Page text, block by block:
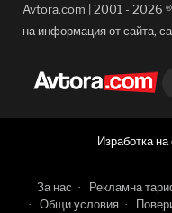
Avtora.com | 2001 - 2026 ®
на информация от сайта,
Изработка на
За нас Рекламна
Общи условия